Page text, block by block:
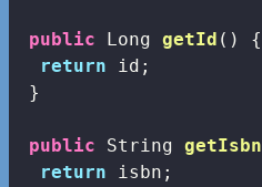
public Long getId ()
{
return id;
}
public String getIsbn
return isbn;